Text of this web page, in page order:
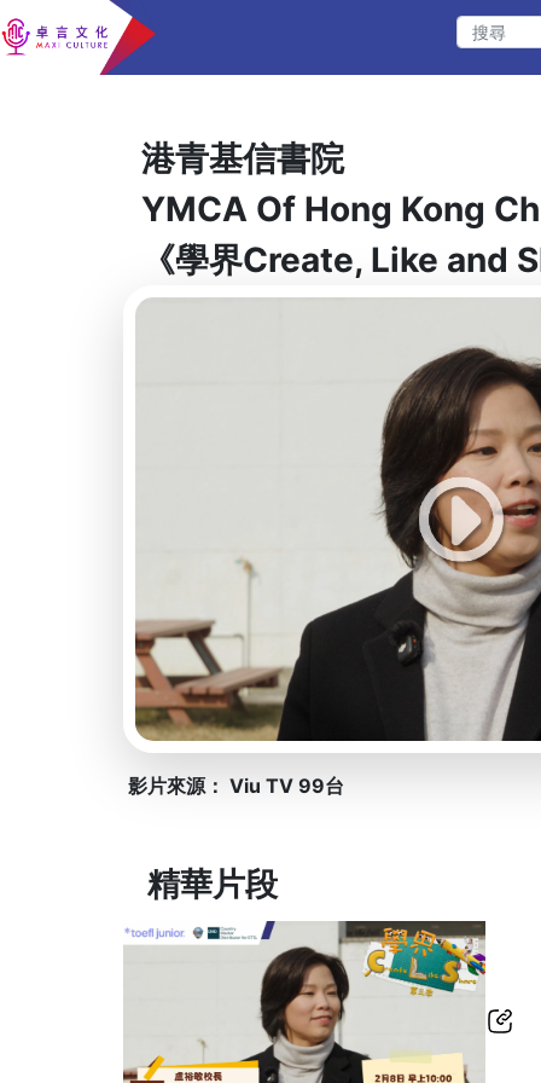
港青基信書院
YMCA Of Hong Kong
《學界Create, Like and
影片來源： Viu TV 99台
精華片段